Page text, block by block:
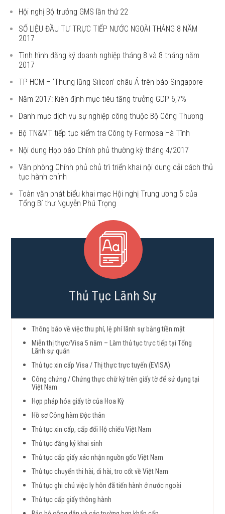
Hội nghị Bộ trưởng GMS lần thứ 22
SỐ LIỆU ĐẦU TƯ TRỰC TIẾP NƯỚC NGOÀI THÁNG 8 NĂM
2017
Tình hình đăng ký doanh nghiệp tháng 8 và 8 tháng năm
2017
TP HCM – ‘Thung lũng Silicon’ châu Á trên báo Singapore
Năm 2017: Kiên định mục tiêu tăng trưởng GDP 6,7%
Danh mục dịch vụ sự nghiệp công thuộc Bộ Công Thương
Bộ TN&MT tiếp tục kiểm tra Công ty Formosa Hà Tĩnh
Nội dung Họp báo Chính phủ thường kỳ tháng 4/2017
Văn phòng Chính phủ chủ trì triển khai nội dung cải cách thủ
tục hành chính
Toàn văn phát biểu khai mạc Hội nghị Trung ương 5 của
Tổng Bí thư Nguyễn Phú Trọng
Thủ Tục Lãnh Sự
Thông báo về việc thu phí, lệ phí lãnh sự bằng tiền mặt
Miễn thị thực/Visa 5 năm – Làm thủ tục trực tiếp tại Tổng
Lãnh sự quán
Thủ tục xin cấp Visa / Thị thực trực tuyến (EVISA)
Công chứng / Chứng thực chữ ký trên giấy tờ để sử dụng tại
Việt Nam
Hợp pháp hóa giấy tờ của Hoa Kỳ
Hồ sơ Công hàm Độc thân
Thủ tục xin cấp, cấp đổi Hộ chiếu Việt Nam
Thủ tục đăng ký khai sinh
Thủ tục cấp giấy xác nhận nguồn gốc Việt Nam
Thủ tục chuyển thi hài, di hài, tro cốt về Việt Nam
Thủ tục ghi chú việc ly hôn đã tiến hành ở nước ngoài
Thủ tục cấp giấy thông hành